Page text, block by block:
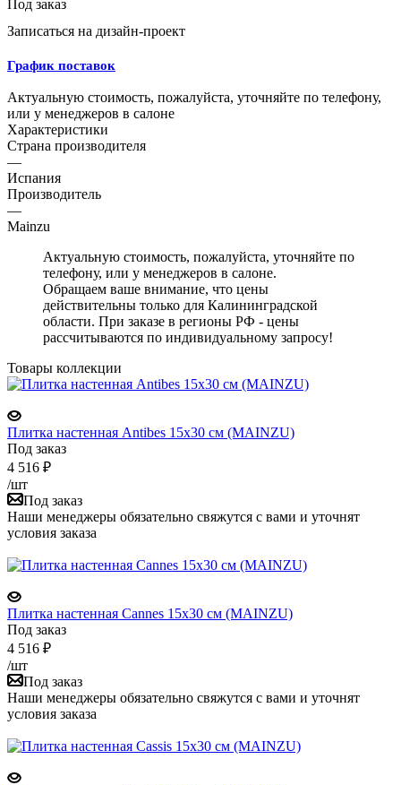
Под заказ
Записаться на дизайн-проект
График поставок
Актуальную стоимость, пожалуйста, уточняйте по телефону,
или у менеджеров в салоне
Характеристики
Страна производителя
—
Испания
Производитель
—
Mainzu
Актуальную стоимость, пожалуйста, уточняйте по
телефону, или у менеджеров в салоне.
Обращаем ваше внимание, что цены
действительны только для Калининградской
области. При заказе в регионы РФ - цены
рассчитываются по индивидуальному запросу!
Товары коллекции
Плитка настенная Antibes 15x30 см (MAINZU)
Под заказ
4 516 ₽
/шт
Под заказ
Наши менеджеры обязательно свяжутся с вами и уточнят
условия заказа
Плитка настенная Cannes 15x30 см (MAINZU)
Под заказ
4 516 ₽
/шт
Под заказ
Наши менеджеры обязательно свяжутся с вами и уточнят
условия заказа